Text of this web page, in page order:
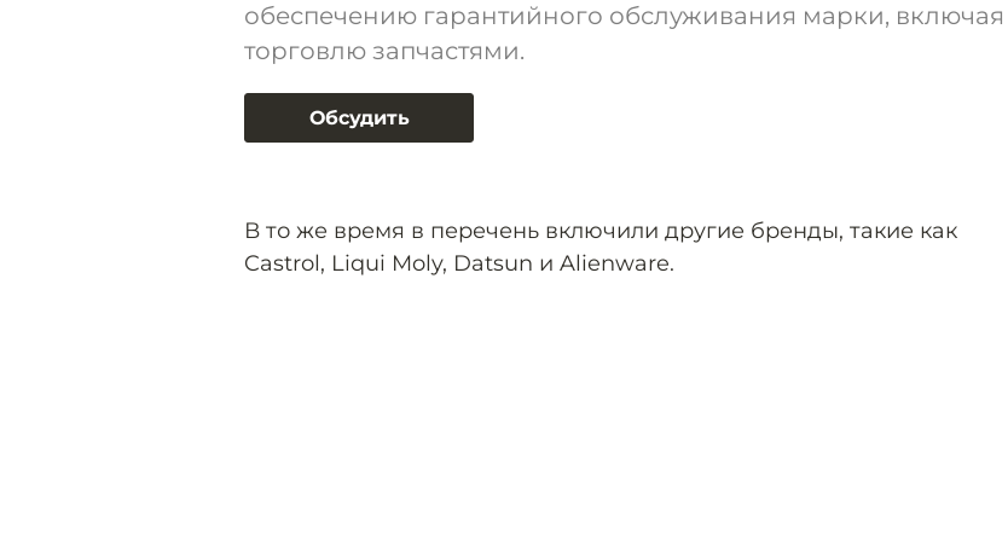
обеспечению гарантийного обслуживания марки, включая
торговлю запчастями.
Обсудить
В то же время в перечень включили другие бренды, такие как
Castrol, Liqui Moly, Datsun и Alienware.